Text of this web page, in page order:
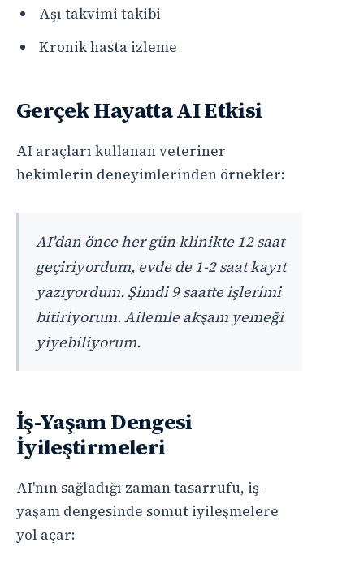
Aşı takvimi takibi
Kronik hasta izleme
Gerçek Hayatta AI Etkisi
AI araçları kullanan veteriner
hekimlerin deneyimlerinden örnekler:
AI'dan önce her gün klinikte 12 saat
geçiriyordum, evde de 1-2 saat kayıt
yazıyordum. Şimdi 9 saatte işlerimi
bitiriyorum. Ailemle akşam yemeği
yiyebiliyorum.
İş-Yaşam Dengesi
İyileştirmeleri
AI'nın sağladığı zaman tasarrufu, iş-
yaşam dengesinde somut iyileşmelere
yol açar: